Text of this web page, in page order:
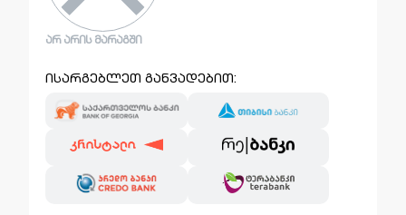
ᲐᲠ ᲐᲠᲘᲡ ᲛᲐᲠᲐᲒᲨᲘ
ისარგებლეთ განვადებით: